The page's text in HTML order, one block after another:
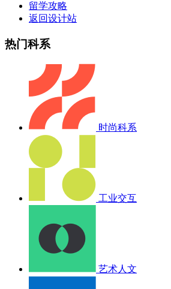
留学攻略
返回设计站
热门科系
时尚科系
工业交互
艺术人文